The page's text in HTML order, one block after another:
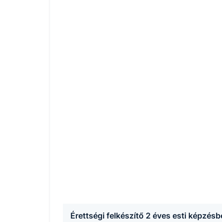
Érettségi felkészítő 2 éves esti